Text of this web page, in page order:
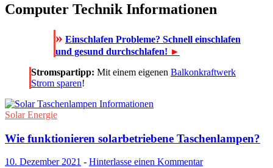
Computer Technik Informationen
» Einschlafen Probleme? Schnell einschlafen
und gesund durchschlafen! ►
Stromspartipp: Mit einem eigenen Balkonkraftwerk
Strom sparen!
Solar Energie
Wie funktionieren solarbetriebene Taschenlampen?
10. Dezember 2021 - Hinterlasse einen Kommentar